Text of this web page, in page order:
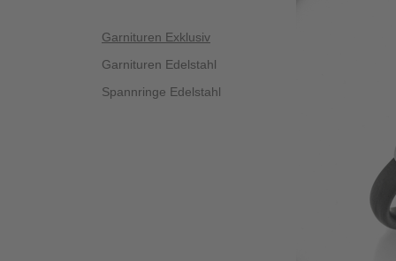
Garnituren Exklusiv
Garnituren Edelstahl
Spannringe Edelstahl